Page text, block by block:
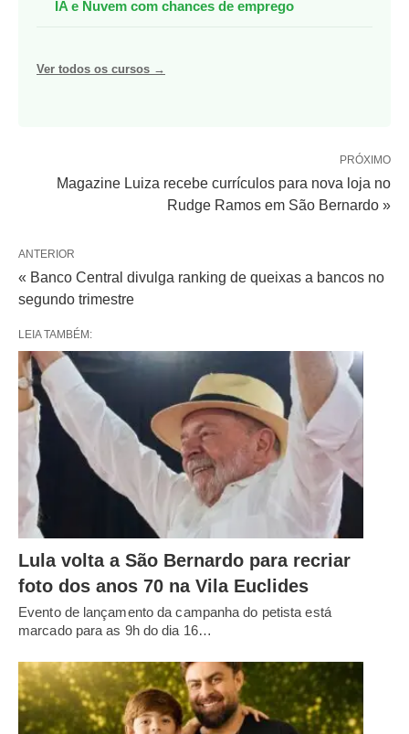
IA e Nuvem com chances de emprego
Ver todos os cursos →
PRÓXIMO
Magazine Luiza recebe currículos para nova loja no
Rudge Ramos em São Bernardo »
ANTERIOR
« Banco Central divulga ranking de queixas a bancos no
segundo trimestre
LEIA TAMBÉM:
Lula volta a São Bernardo para recriar
foto dos anos 70 na Vila Euclides
Evento de lançamento da campanha do petista está
marcado para as 9h do dia 16…